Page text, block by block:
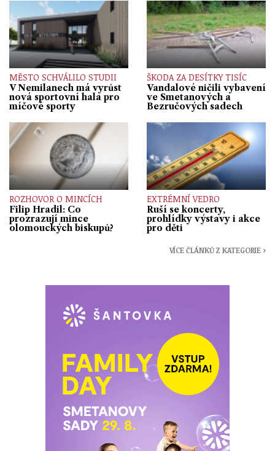
MĚSTO SCHVÁLILO STUDII
V Nemilanech má vyrůst
nová sportovní hala pro
míčové sporty
ŠKODA ZA DESÍTKY TISÍC
Vandalové ničili vybavení
ve Smetanových a
Bezručových sadech
ROZHOVOR O MINCÍCH
Filip Hradil: Co
prozrazují mince
olomouckých biskupů?
EXTRÉMNÍ VEDRO
Ruší se koncerty,
prohlídky výstavy i akce
pro děti
VÍCE ČLÁNKŮ Z KATEGORIE ›